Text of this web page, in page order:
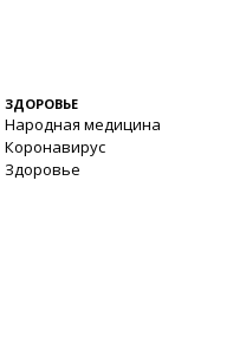
ЗДОРОВЬЕ
Народная медицина
Коронавирус
Здоровье